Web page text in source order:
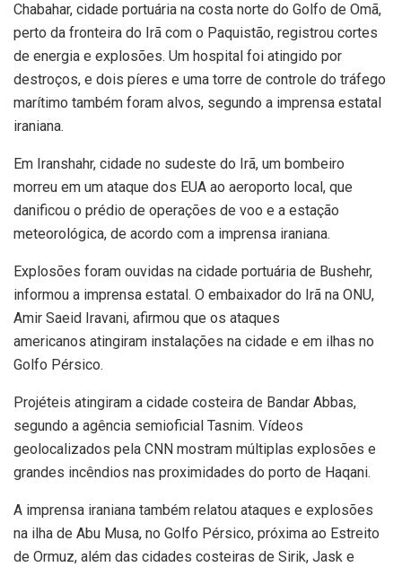
Chabahar, cidade portuária na costa norte do Golfo de Omã,
perto da fronteira do Irã com o Paquistão, registrou cortes
de energia e explosões. Um hospital foi atingido por
destroços, e dois píeres e uma torre de controle do tráfego
marítimo também foram alvos, segundo a imprensa estatal
iraniana.
Em Iranshahr, cidade no sudeste do Irã, um bombeiro
morreu em um ataque dos EUA ao aeroporto local, que
danificou o prédio de operações de voo e a estação
meteorológica, de acordo com a imprensa iraniana.
Explosões foram ouvidas na cidade portuária de Bushehr,
informou a imprensa estatal. O embaixador do Irã na ONU,
Amir Saeid Iravani, afirmou que os ataques
americanos atingiram instalações na cidade e em ilhas no
Golfo Pérsico.
Projéteis atingiram a cidade costeira de Bandar Abbas,
segundo a agência semioficial Tasnim. Vídeos
geolocalizados pela CNN mostram múltiplas explosões e
grandes incêndios nas proximidades do porto de Haqani.
A imprensa iraniana também relatou ataques e explosões
na ilha de Abu Musa, no Golfo Pérsico, próxima ao Estreito
de Ormuz, além das cidades costeiras de Sirik, Jask e